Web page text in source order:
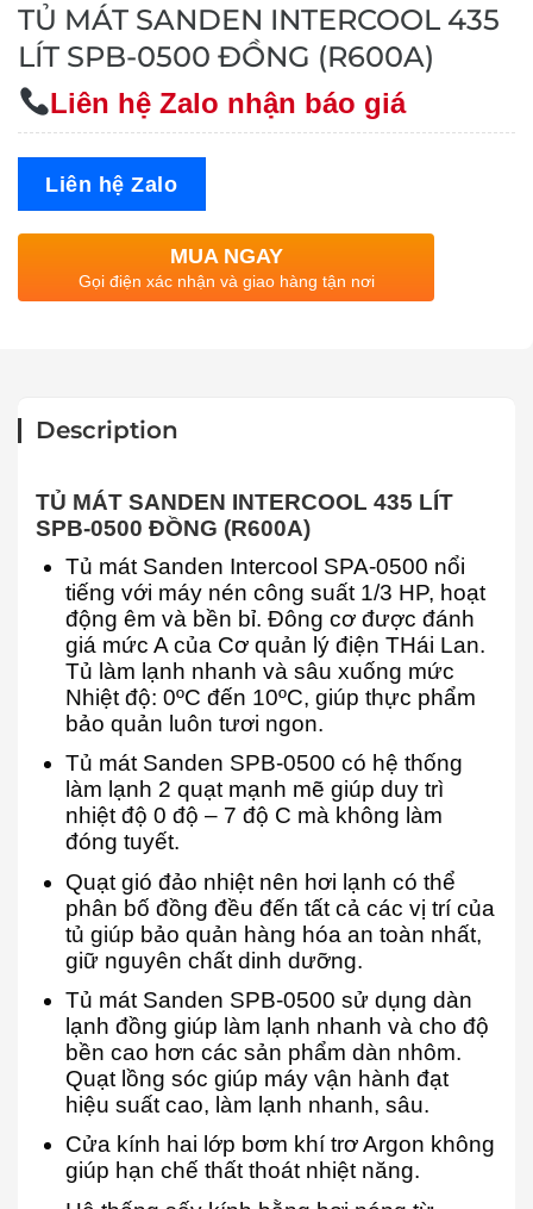
TỦ MÁT SANDEN INTERCOOL 435
LÍT SPB-0500 ĐỒNG (R600A)
Liên hệ Zalo nhận báo giá
Liên hệ Zalo
MUA NGAY
Gọi điện xác nhận và giao hàng tận nơi
Description
TỦ MÁT SANDEN INTERCOOL 435 LÍT
SPB-0500 ĐỒNG (R600A)
Tủ mát Sanden Intercool SPA-0500 nổi
tiếng với máy nén công suất 1/3 HP, hoạt
động êm và bền bỉ. Đông cơ được đánh
giá mức A của Cơ quản lý điện THái Lan.
Tủ làm lạnh nhanh và sâu xuống mức
Nhiệt độ: 0ºC đến 10ºC, giúp thực phẩm
bảo quản luôn tươi ngon.
Tủ mát Sanden SPB-0500 có hệ thống
làm lạnh 2 quạt mạnh mẽ giúp duy trì
nhiệt độ 0 độ – 7 độ C mà không làm
đóng tuyết.
Quạt gió đảo nhiệt nên hơi lạnh có thể
phân bố đồng đều đến tất cả các vị trí của
tủ giúp bảo quản hàng hóa an toàn nhất,
giữ nguyên chất dinh dưỡng.
Tủ mát Sanden SPB-0500 sử dụng dàn
lạnh đồng giúp làm lạnh nhanh và cho độ
bền cao hơn các sản phẩm dàn nhôm.
Quạt lồng sóc giúp máy vận hành đạt
hiệu suất cao, làm lạnh nhanh, sâu.
Cửa kính hai lớp bơm khí trơ Argon không
giúp hạn chế thất thoát nhiệt năng.